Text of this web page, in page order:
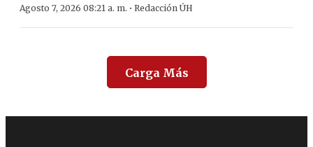
Agosto 7, 2026 08:21 a. m. · Redacción ÚH
Carga Más